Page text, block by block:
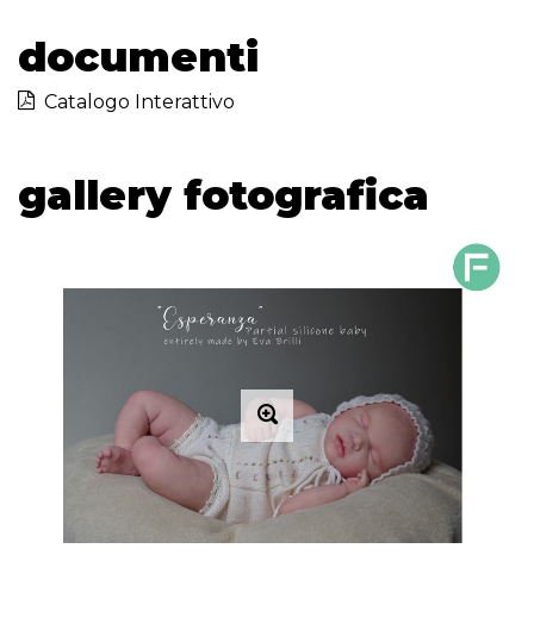
documenti
Catalogo Interattivo
gallery fotografica